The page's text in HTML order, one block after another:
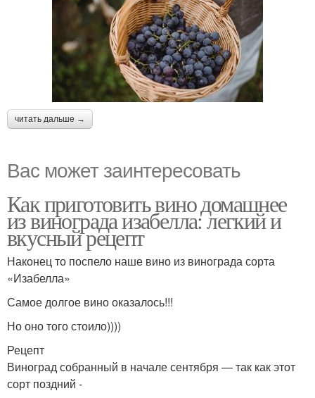
читать дальше →
Вас может заинтересовать
Как приготовить вино домашнее
из винограда изабелла: легкий и
вкусный рецепт
Наконец то поспело наше вино из винограда сорта
«Изабелла»
Самое долгое вино оказалось!!!
Но оно того стоило))))
Рецепт
Виноград собранный в начале сентября — так как этот
сорт поздний -